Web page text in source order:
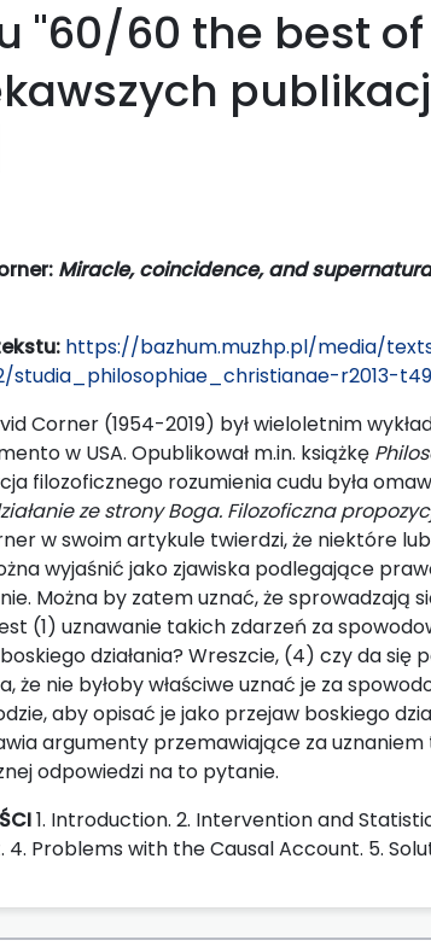
"60/60 the best
Miracle, coincidence, and
https://bazhum.muzhp.pl/media/
studia_philosophiae_christianae-r2013-
Corner (1954-2019) był wieloletnim
w USA. Opublikował m.in. książkę
filozoficznego rozumienia cudu była
ze strony Boga. Filozoficzna
w swoim artykule twierdzi, że niektóre
wyjaśnić jako zjawiska podlegające
Można by zatem uznać, że sprowadzają
(1) uznawanie takich zdarzeń za
działania? Wreszcie, (4) czy da
że nie byłoby właściwe uznać je za
aby opisać je jako przejaw boskiego
argumenty przemawiające za
odpowiedzi na to pytanie.
1. Introduction. 2. Intervention and
4. Problems with the Causal Account. 5.